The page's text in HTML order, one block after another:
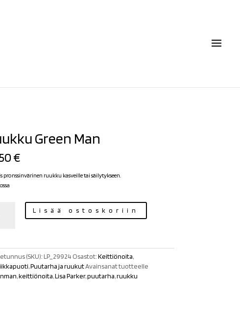
Green Man
€
pronssinvärinen ruukku kasveille tai säilytykseen.
Lisää ostoskoriin
(SKU):LP_29924 Osastot:Keittiönoita,
,Puutarha ja ruukutAvainsanat tuotteelle
,keittiönoita,Lisa Parker,puutarha,ruukku